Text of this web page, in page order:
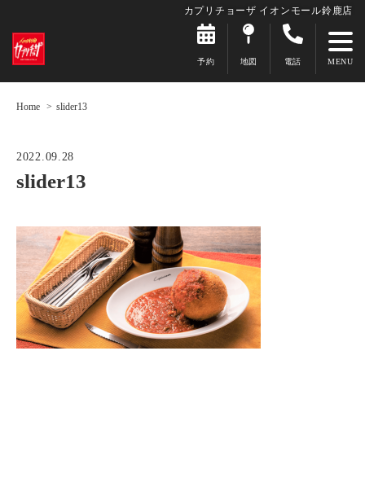
カプリチョーザ イオンモール鈴鹿店
予約 地図 電話
Home slider13
2022.09.28
slider13